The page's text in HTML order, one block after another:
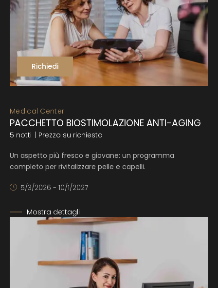
Richiedi
Medical Center
PACCHETTO BIOSTIMOLAZIONE ANTI-AGING
5 notti | Prezzo su richiesta
Un aspetto più fresco e giovane: un programma
completo per rivitalizzare pelle e capelli.
5/3/2026 - 10/1/2027
Mostra dettagli